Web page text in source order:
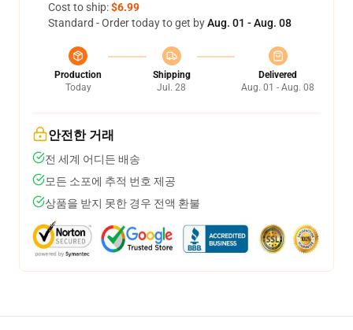
Cost to ship:$6.99
Standard - Order today to get byAug. 01 - Aug. 08
Production
Today
Shipping
Jul. 28
Delivered
Aug. 01 - Aug. 08
안전한 거래
전 세계 어디든 배송
모든 소포에 추적 번호 제공
상품을 받지 못한 경우 전액 환불